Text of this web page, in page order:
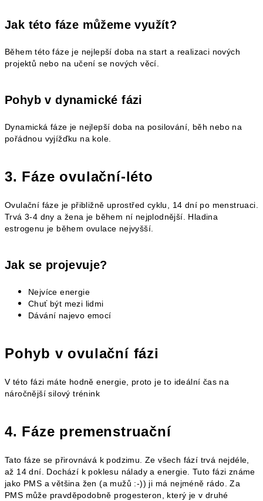
Jak této fáze můžeme využít?
Během této fáze je nejlepší doba na start a realizaci nových
projektů nebo na učení se nových věcí.
Pohyb v dynamické fázi
Dynamická fáze je nejlepší doba na posilování, běh nebo na
pořádnou vyjížďku na kole.
3. Fáze ovulační-léto
Ovulační fáze je přibližně uprostřed cyklu, 14 dní po menstruaci.
Trvá 3-4 dny a žena je během ní nejplodnější. Hladina
estrogenu je během ovulace nejvyšší.
Jak se projevuje?
Nejvíce energie
Chuť být mezi lidmi
Dávání najevo emocí
Pohyb v ovulační fázi
V této fázi máte hodně energie, proto je to ideální čas na
náročnější silový trénink
4. Fáze premenstruační
Tato fáze se přirovnává k podzimu. Ze všech fází trvá nejdéle,
až 14 dní. Dochází k poklesu nálady a energie. Tuto fázi známe
jako PMS a většina žen (a mužů :-)) ji má nejméně rádo. Za
PMS může pravděpodobně progesteron, který je v druhé